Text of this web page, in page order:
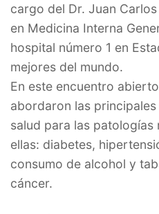
cargo del Dr. Juan
en Medicina Interna
hospital número 1 en
mejores del mundo.
En este encuentro
abordaron las
salud para las patologías
ellas: diabetes,
consumo de alcohol y
cáncer.